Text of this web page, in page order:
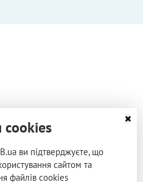
cookies
ви підтверджуєте, що
сайтом та
файлів cookies